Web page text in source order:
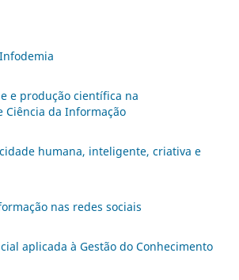
e produção científica na
Ciência da Informação
humana, inteligente, criativa e
nas redes sociais
aplicada à Gestão do Conhecimento